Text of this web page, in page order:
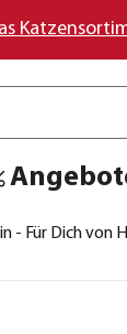
- Für Dich von